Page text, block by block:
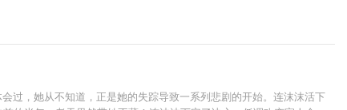
不仅这些。 会画武力值超强的装备。 还能造做饭打扫带小孩的机器
过，她从不知道，正是她的失踪导致一系列悲剧的开始。连沫沫活下